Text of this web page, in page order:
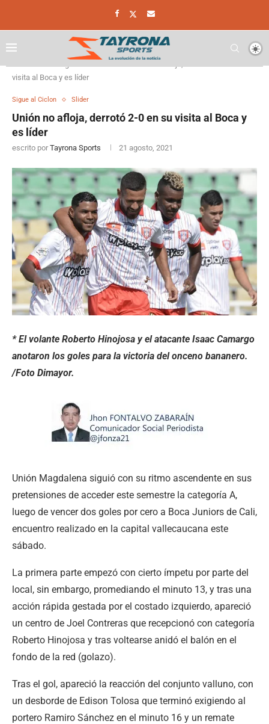
visita al Boca y es líder
Sigue al Ciclon Slider
Unión no afloja, derrotó 2-0 en su visita al Boca y
es líder
escrito por Tayrona Sports 21 agosto, 2021
* El volante Roberto Hinojosa y el atacante Isaac Camargo
anotaron los goles para la victoria del onceno bananero.
/Foto Dimayor.
Unión Magdalena siguió con su ritmo ascendente en sus
pretensiones de acceder este semestre la categoría A,
luego de vencer dos goles por cero a Boca Juniors de Cali,
encuentro realizado en la capital vallecaucana este
sábado.
La primera parte empezó con cierto ímpetu por parte del
local, sin embargo, promediando el minuto 13, y tras una
acción rápida gestada por el costado izquierdo, apareció
un centro de Joel Contreras que recepcionó con categoría
Roberto Hinojosa y tras voltearse anidó el balón en el
fondo de la red (golazo).
Tras el gol, apareció la reacción del conjunto valluno, con
un desborde de Edison Tolosa que terminó exigiendo al
portero Ramiro Sánchez en el minuto 16 y un remate